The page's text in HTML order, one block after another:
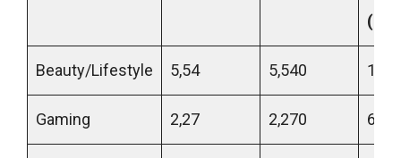
(zł)
Beauty/Lifestyle 5,54 5,540 13
Gaming 2,27 2,270